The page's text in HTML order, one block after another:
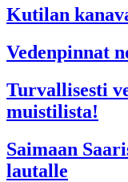
Kutilan
Vedenpinnat
Turvallisesti
muistilista!
Saimaan
lautalle